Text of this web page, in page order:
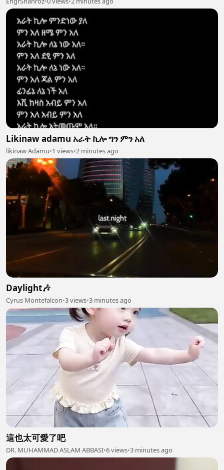
Likinaw adamu አራት ኪሎ ግን ምን አለ
likinaw Adamu•1 views•2 minutes ago
Daylight🎶
Cyrus Montefalcon•3 views•3 minutes ago
這也太可愛了吧
DR. MUHAMMAD ASLAM ABBASI•6 views•3 minutes ago